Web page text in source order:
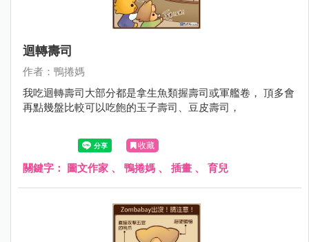
迴轉壽司
作者：鴨捲媽
我吃迴轉壽司大部分都是拿生魚類握壽司或軍艦卷， 頂多會
再點幾盤比較可以吃飽的玉子壽司、豆皮壽司，
收藏
關鍵字： 圖文作家 、 鴨捲媽 、 插畫 、 育兒